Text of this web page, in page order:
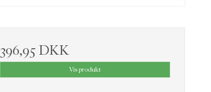
396,95 DKK
Vis produkt